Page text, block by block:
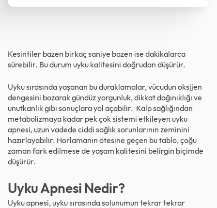
Kesintiler bazen birkaç saniye bazen ise dakikalarca
sürebilir. Bu durum uyku kalitesini doğrudan düşürür.
Uyku sırasında yaşanan bu duraklamalar, vücudun oksijen
dengesini bozarak gündüz yorgunluk, dikkat dağınıklığı ve
unutkanlık gibi sonuçlara yol açabilir. Kalp sağlığından
metabolizmaya kadar pek çok sistemi etkileyen uyku
apnesi, uzun vadede ciddi sağlık sorunlarının zeminini
hazırlayabilir. Horlamanın ötesine geçen bu tablo, çoğu
zaman fark edilmese de yaşam kalitesini belirgin biçimde
düşürür.
Uyku Apnesi Nedir?
Uyku apnesi, uyku sırasında solunumun tekrar tekrar